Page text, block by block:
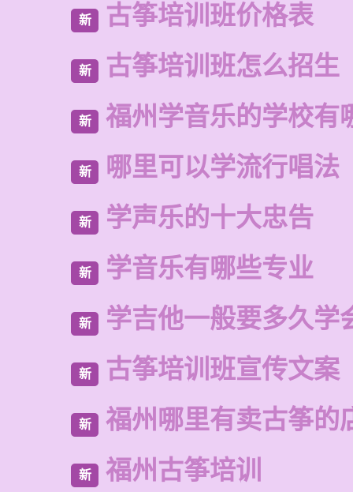
新 古筝培训班价格表
新 古筝培训班怎么招生
新 福州学音乐的学校有
新 哪里可以学流行唱法
新 学声乐的十大忠告
新 学音乐有哪些专业
新 学吉他一般要多久学
新 古筝培训班宣传文案
新 福州哪里有卖古筝的
新 福州古筝培训